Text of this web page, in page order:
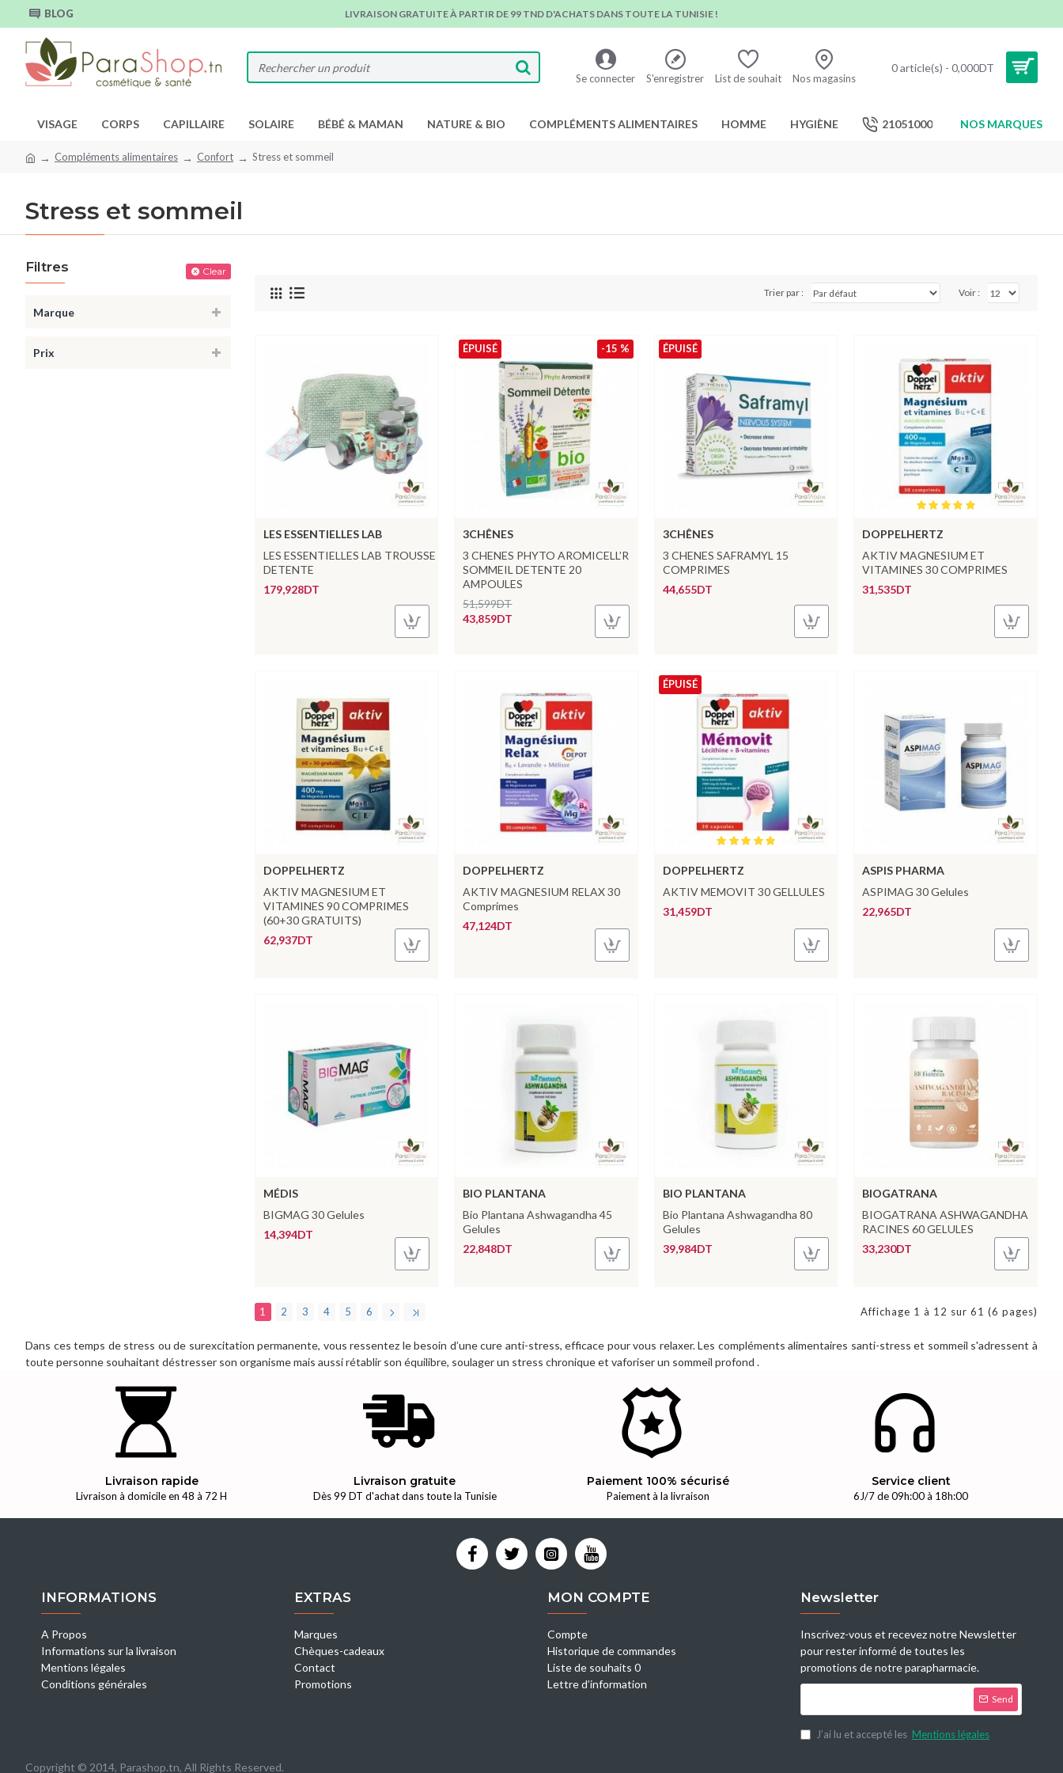
BLOG LIVRAISON GRATUITE À PARTIR DE 99 TND D'ACHATS DANS TOUTE LA TUNISIE !
Se connecter S'enregistrer List de souhait Nos magasins
0 article(s) - 0,000DT
VISAGE CORPS CAPILLAIRE SOLAIRE BÉBÉ & MAMAN NATURE & BIO COMPLÉMENTS ALIMENTAIRES HOMME HYGIÈNE 21051000 NOS MARQUES
Compléments alimentaires Confort Stress et sommeil
Stress et sommeil
Filtres Clear
Prix
Marque
Trier par : Voir :
LES ESSENTIELLES LAB
LES ESSENTIELLES LAB TROUSSE
DETENTE
179,928DT
-15 %
ÉPUISÉ
3CHÊNES
3 CHENES PHYTO AROMICELL’R
SOMMEIL DETENTE 20
AMPOULES
43,859DT
51,599DT
ÉPUISÉ
3CHÊNES
3 CHENES SAFRAMYL 15
COMPRIMES
44,655DT
DOPPELHERTZ
AKTIV MAGNESIUM ET
VITAMINES 30 COMPRIMES
31,535DT
DOPPELHERTZ
AKTIV MAGNESIUM ET
VITAMINES 90 COMPRIMES
(60+30 GRATUITS)
62,937DT
DOPPELHERTZ
AKTIV MAGNESIUM RELAX 30
Comprimes
47,124DT
ÉPUISÉ
DOPPELHERTZ
AKTIV MEMOVIT 30 GELLULES
31,459DT
ASPIS PHARMA
ASPIMAG 30 Gelules
22,965DT
MÉDIS
BIGMAG 30 Gelules
14,394DT
BIO PLANTANA
Bio Plantana Ashwagandha 45
Gelules
22,848DT
BIO PLANTANA
Bio Plantana Ashwagandha 80
Gelules
39,984DT
BIOGATRANA
BIOGATRANA ASHWAGANDHA
RACINES 60 GELULES
33,230DT
1 2 3 4 5 6 Affichage 1 à 12 sur 61 (6 pages)
Dans ces temps de stress ou de surexcitation permanente, vous ressentez le besoin d’une cure anti-stress, efficace pour vous relaxer. Les compléments alimentaires santi-stress et sommeil s'adressent à
toute personne souhaitant déstresser son organisme mais aussi rétablir son équilibre, soulager un stress chronique et vaforiser un sommeil profond .
Livraison rapide
Livraison à domicile en 48 à 72 H
Livraison gratuite
Dès 99 DT d'achat dans toute la Tunisie
Paiement 100% sécurisé
Paiement à la livraison
Service client
6J/7 de 09h:00 à 18h:00
INFORMATIONS
A Propos
Informations sur la livraison
Mentions légales
Conditions générales
EXTRAS
Marques
Chèques-cadeaux
Contact
Promotions
MON COMPTE
Compte
Historique de commandes
Liste de souhaits 0
Lettre d’information
Newsletter
Inscrivez-vous et recevez notre Newsletter
pour rester informé de toutes les
promotions de notre parapharmacie.
Send
J’ai lu et accepté les Mentions légales
Copyright © 2014, Parashop.tn, All Rights Reserved.